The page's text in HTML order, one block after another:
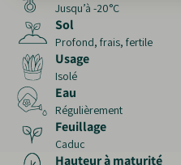
Jusqu’à -20°C
Sol
Profond, frais, fertile
Usage
Isolé
Eau
Régulièrement
Feuillage
Caduc
Hauteur à maturité